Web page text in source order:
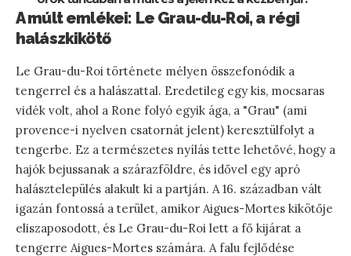
A múlt emlékei: Le Grau-du-Roi, a régi
halászkikötő
Le Grau-du-Roi története mélyen összefonódik a
tengerrel és a halászattal. Eredetileg egy kis, mocsaras
vidék volt, ahol a Rone folyó egyik ága, a "Grau" (ami
provence-i nyelven csatornát jelent) keresztülfolyt a
tengerbe. Ez a természetes nyílás tette lehetővé, hogy a
hajók bejussanak a szárazföldre, és idővel egy apró
halásztelepülés alakult ki a partján. A 16. században vált
igazán fontossá a terület, amikor Aigues-Mortes kikötője
eliszaposodott, és Le Grau-du-Roi lett a fő kijárat a
tengerre Aigues-Mortes számára. A falu fejlődése